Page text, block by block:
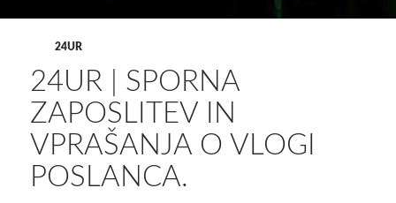
24UR
24UR | SPORNA
ZAPOSLITEV IN
VPRAŠANJA O VLOGI
POSLANCA.